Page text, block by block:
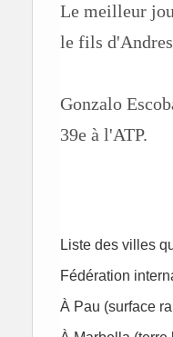
Le meilleur
le fils
Gonzalo
39e à l'ATP.
Liste des villes
Fédération
À Pau (surface